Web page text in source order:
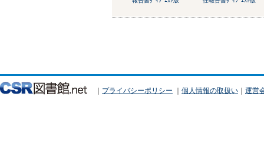
｜ プライバシーポリシー ｜ 個人情報の取扱い ｜ 運営